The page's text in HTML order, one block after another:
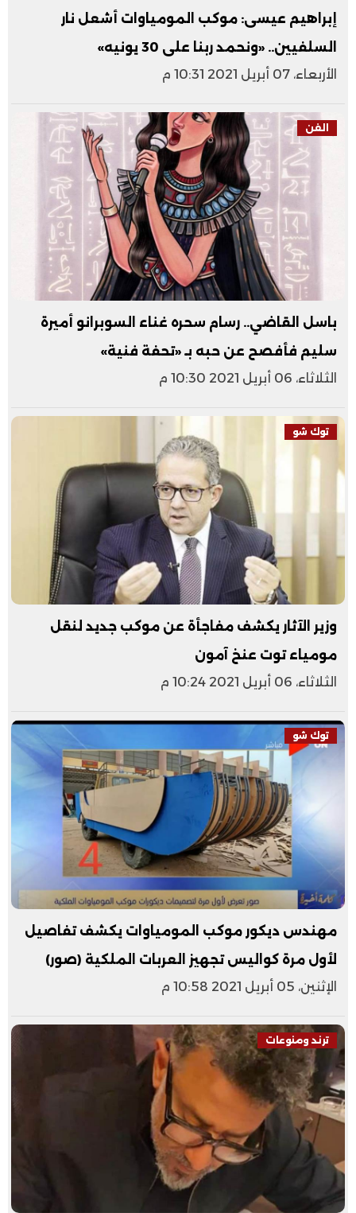
إبراهيم عيسى: موكب المومياوات أشعل نار
السلفيين.. «ونحمد ربنا على 30 يونيه»
الأربعاء، 07 أبريل 2021 10:31 م
الفن
باسل القاضي.. رسام سحره غناء السوبرانو أميرة
سليم فأفصح عن حبه بـ «تحفة فنية»
الثلاثاء، 06 أبريل 2021 10:30 م
توك شو
وزير الآثار يكشف مفاجأة عن موكب جديد لنقل
مومياء توت عنخ آمون
الثلاثاء، 06 أبريل 2021 10:24 م
توك شو
مهندس ديكور موكب المومياوات يكشف تفاصيل
لأول مرة كواليس تجهيز العربات الملكية (صور)
الإثنين، 05 أبريل 2021 10:58 م
ترند ومنوعات